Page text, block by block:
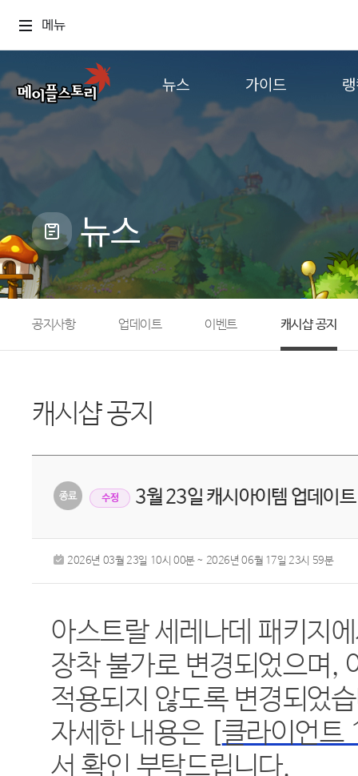
메뉴
뉴스
공지사항
업데이트
캐시샵 공지
메이플 알림판
with maple
가이드
게임정보
직업소개
확률형 아이템
NEXON NOW
뉴스
공지사항 업데이트 이벤트 캐시샵 공지
캐시샵 공지
수정 3월 23일 캐시아이템 업데이
2026년 03월 23일 10시 00분 ~ 2026년 06월 17일 23시 59분
아스트랄 세레나데 패키지
장착 불가로 변경되었으며,
적용되지 않도록 변경되었
자세한 내용은 [ 클라이언
서 확인 부탁드립니다.